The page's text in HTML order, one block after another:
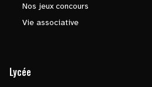
Nos jeux concours
Vie associative
Lycée